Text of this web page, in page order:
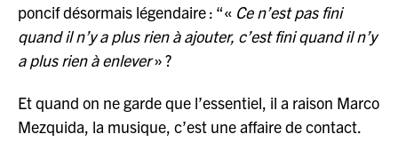
poncif désormais légendaire : “« Ce n’est pas fini
quand il n’y a plus rien à ajouter, c’est fini quand il n’y
a plus rien à enlever» ?
Et quand on ne garde que l’essentiel, il a raison Marco
Mezquida, la musique, c’est une affaire de contact.